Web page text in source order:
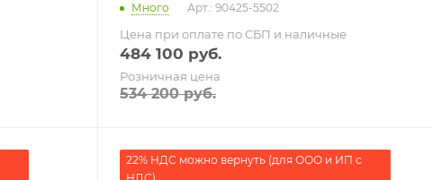
Много Арт.: 90425-5502
Цена при оплате по СБП и наличные
484 100 руб.
Розничная цена
534 200руб.
22% НДС можно вернуть (для ООО и ИП с